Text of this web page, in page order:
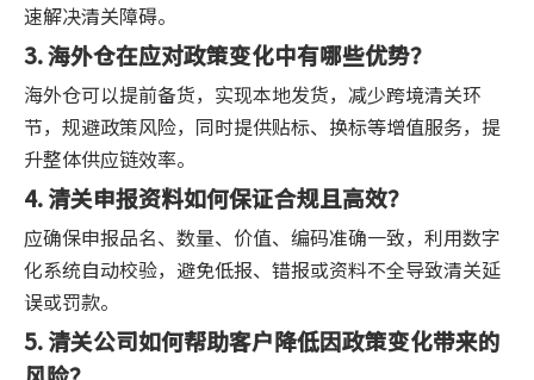
速解决清关障碍。
3. 海外仓在应对政策变化中有哪些优势？
海外仓可以提前备货，实现本地发货，减少跨境清关环
节，规避政策风险，同时提供贴标、换标等增值服务，提
升整体供应链效率。
4. 清关申报资料如何保证合规且高效？
应确保申报品名、数量、价值、编码准确一致，利用数字
化系统自动校验，避免低报、错报或资料不全导致清关延
误或罚款。
5. 清关公司如何帮助客户降低因政策变化带来的